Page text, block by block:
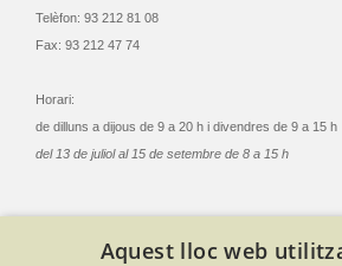
Telèfon: 93 212 81 08
Fax: 93 212 47 74
Horari:
de dilluns a dijous de 9 a 20 h i divendres de 9 a 15 h
del 13 de juliol al 15 de setembre de 8 a 15 h
Aquest lloc web